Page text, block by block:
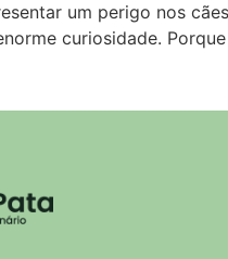
um perigo nos
curiosidade.